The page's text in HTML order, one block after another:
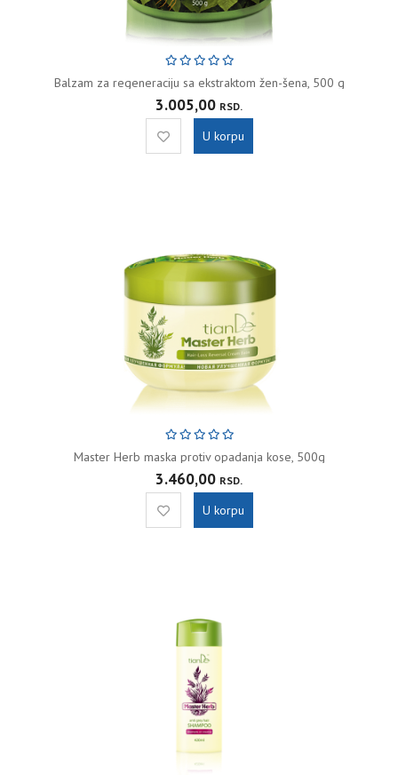
Balzam za regeneraciju sa ekstraktom žen-šena, 500 g
3.005,00 RSD.
U korpu
Master Herb maska protiv opadanja kose, 500g
3.460,00 RSD.
U korpu